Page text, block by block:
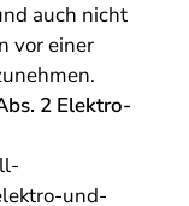
auch nicht
vor einer
2 Elektro-
und-